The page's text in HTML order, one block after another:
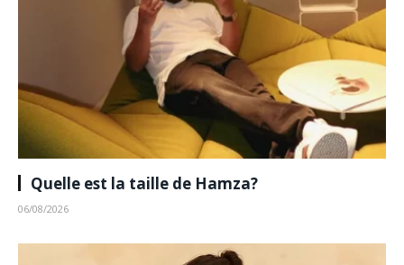
Quelle est la taille de Hamza?
06/08/2026